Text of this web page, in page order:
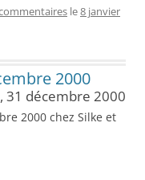
le8 janvier
2000
31 décembre 2000
2000 chez Silke et